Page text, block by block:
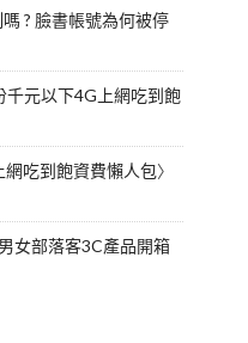
? 臉書帳號為何被停
千元以下4G上網吃到飽
吃到飽資費懶人包〉
女部落客3C產品開箱